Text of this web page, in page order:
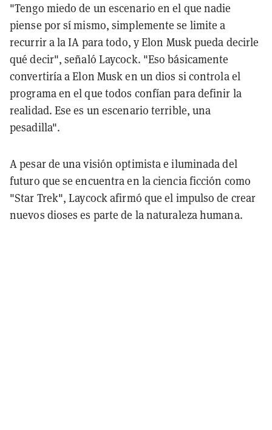
"Tengo miedo de un escenario en el que nadie
piense por sí mismo, simplemente se limite a
recurrir a la IA para todo, y Elon Musk pueda decirle
qué decir", señaló Laycock. "Eso básicamente
convertiría a Elon Musk en un dios si controla el
programa en el que todos confían para definir la
realidad. Ese es un escenario terrible, una
pesadilla".
A pesar de una visión optimista e iluminada del
futuro que se encuentra en la ciencia ficción como
"Star Trek", Laycock afirmó que el impulso de crear
nuevos dioses es parte de la naturaleza humana.